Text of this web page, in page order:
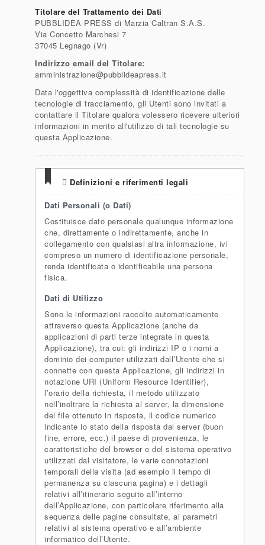
Titolare del Trattamento dei Dati
PUBBLIDEA PRESS di Marzia Caltran S.A.S.
Via Concetto Marchesi 7
37045 Legnago (Vr)
Indirizzo email del Titolare:
amministrazione@pubblideapress.it
Data l'oggettiva complessità di identificazione delle
tecnologie di tracciamento, gli Utenti sono invitati a
contattare il Titolare qualora volessero ricevere ulteriori
informazioni in merito all'utilizzo di tali tecnologie su
questa Applicazione.
Definizioni e riferimenti legali
Dati Personali (o Dati)
Costituisce dato personale qualunque informazione
che, direttamente o indirettamente, anche in
collegamento con qualsiasi altra informazione, ivi
compreso un numero di identificazione personale,
renda identificata o identificabile una persona
fisica.
Dati di Utilizzo
Sono le informazioni raccolte automaticamente
attraverso questa Applicazione (anche da
applicazioni di parti terze integrate in questa
Applicazione), tra cui: gli indirizzi IP o i nomi a
dominio dei computer utilizzati dall’Utente che si
connette con questa Applicazione, gli indirizzi in
notazione URI (Uniform Resource Identifier),
l’orario della richiesta, il metodo utilizzato
nell’inoltrare la richiesta al server, la dimensione
del file ottenuto in risposta, il codice numerico
indicante lo stato della risposta dal server (buon
fine, errore, ecc.) il paese di provenienza, le
caratteristiche del browser e del sistema operativo
utilizzati dal visitatore, le varie connotazioni
temporali della visita (ad esempio il tempo di
permanenza su ciascuna pagina) e i dettagli
relativi all’itinerario seguito all’interno
dell’Applicazione, con particolare riferimento alla
sequenza delle pagine consultate, ai parametri
relativi al sistema operativo e all’ambiente
informatico dell’Utente.